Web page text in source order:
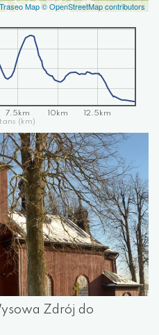
Map© OpenStreetMap contributors
(km)
7.5km 10km 12.5km
Zdrój do